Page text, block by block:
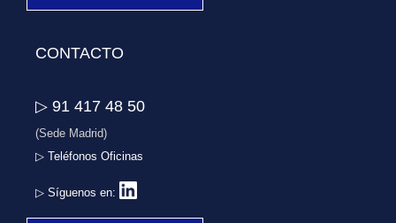
CONTACTO
▷ 91 417 48 50
(Sede Madrid)
▷ Teléfonos Oficinas
▷ Síguenos en: